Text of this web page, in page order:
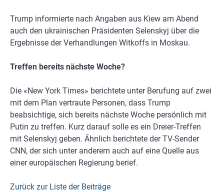
Trump informierte nach Angaben aus Kiew am Abend
auch den ukrainischen Präsidenten Selenskyj über die
Ergebnisse der Verhandlungen Witkoffs in Moskau.
Treffen bereits nächste Woche?
Die «New York Times» berichtete unter Berufung auf zwei
mit dem Plan vertraute Personen, dass Trump
beabsichtige, sich bereits nächste Woche persönlich mit
Putin zu treffen. Kurz darauf solle es ein Dreier-Treffen
mit Selenskyj geben. Ähnlich berichtete der TV-Sender
CNN, der sich unter anderem auch auf eine Quelle aus
einer europäischen Regierung berief.
Zurück zur Liste der Beiträge